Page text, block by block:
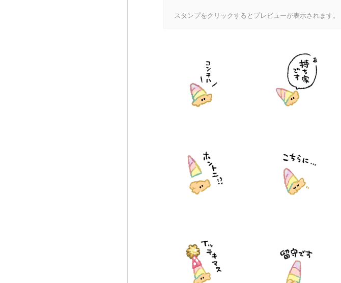
スタンプをクリックするとプレビューが表示されます。